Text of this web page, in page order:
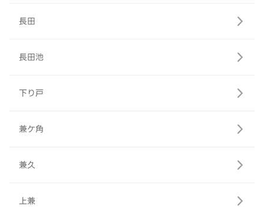
長田
長田池
下り戸
兼ケ角
兼久
上兼